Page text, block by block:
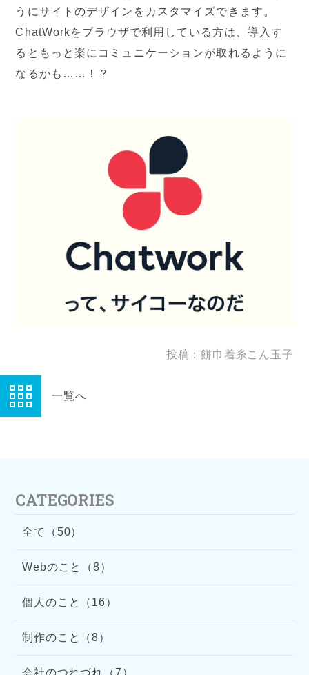
うにサイトのデザインをカスタマイズできます。
ChatWorkをブラウザで利用している方は、導入す
るともっと楽にコミュニケーションが取れるように
なるかも……！？
投稿：餅巾着糸こん玉子
一覧へ
CATEGORIES
全て（50）
Webのこと（8）
個人のこと（16）
制作のこと（8）